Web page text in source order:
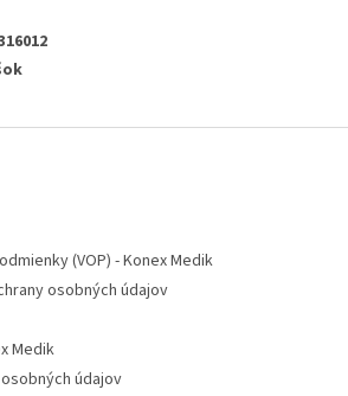
(VOP) - Konex Medik
osobných údajov
Medik
údajov